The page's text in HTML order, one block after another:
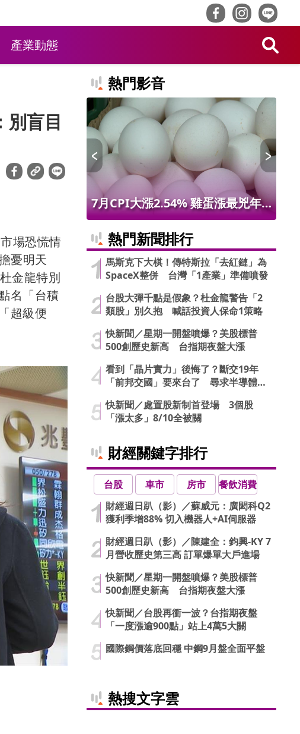
產業動態
別盲目
場恐慌情
憂明天
金龍特別
名「台積
超級便
熱門影音
7月CPI大漲2.54% 雞蛋漲最兇年
幅
熱門新聞排行
馬斯克下大棋！傳特斯拉「去紅鏈」為
SpaceX整併 台灣「1產業」準備噴發
台股大彈千點是假象？杜金龍警告「2
類股」別久抱 喊話投資人保命1策略
快新聞／星期一開盤噴爆？美股標普
500創歷史新高 台指期夜盤大漲
看到「晶片實力」後悔了？斷交19年
「前邦交國」要來台了 尋求半導體合
快新聞／處置股新制首登場 3個股
「漲太多」8/10全被關
財經關鍵字排行
台股 車市 房市
餐飲消費
財經週日趴（影）／蘇威元：廣閎科Q2
獲利季增88% 切入機器人+AI伺服器
財經週日趴（影）／陳建全：鈞興-KY 7
月營收歷史第三高 訂單爆單大戶進場
快新聞／星期一開盤噴爆？美股標普
500創歷史新高 台指期夜盤大漲
快新聞／台股再衝一波？台指期夜盤
「一度漲逾900點」站上4萬5大關
國際鋼價落底回穩 中鋼9月盤全面平盤
熱搜文字雲